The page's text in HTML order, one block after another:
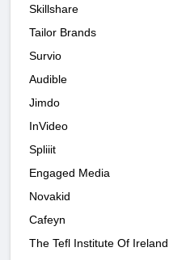
Skillshare
Tailor Brands
Survio
Audible
Jimdo
InVideo
Spliiit
Engaged Media
Novakid
Cafeyn
The Tefl Institute Of Ireland